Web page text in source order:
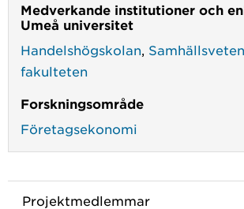
Medverkande institutioner och
Umeå universitet
Handelshögskolan
fakulteten
Forskningsområde
Företagsekonomi
Projektmedlemmar